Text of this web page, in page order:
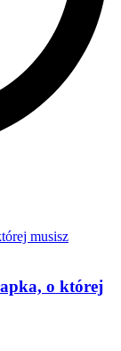
o której